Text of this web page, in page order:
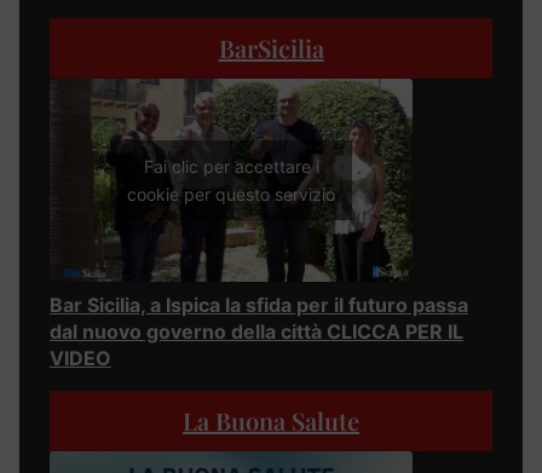
BarSicilia
Fai clic per accettare i
cookie per questo servizio
Bar Sicilia, a Ispica la sfida per il futuro passa
dal nuovo governo della città CLICCA PER IL
VIDEO
La Buona Salute